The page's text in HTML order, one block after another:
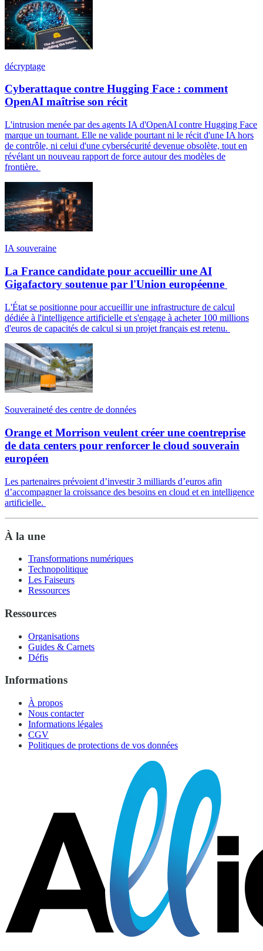
décryptage
Cyberattaque contre Hugging Face : comment
OpenAI maîtrise son récit
L'intrusion menée par des agents IA d'OpenAI contre Hugging Face
marque un tournant. Elle ne valide pourtant ni le récit d'une IA hors
de contrôle, ni celui d'une cybersécurité devenue obsolète, tout en
révélant un nouveau rapport de force autour des modèles de
frontière.
IA souveraine
La France candidate pour accueillir une AI
Gigafactory soutenue par l'Union européenne
L'État se positionne pour accueillir une infrastructure de calcul
dédiée à l'intelligence artificielle et s'engage à acheter 100 millions
d'euros de capacités de calcul si un projet français est retenu.
Souveraineté des centre de données
Orange et Morrison veulent créer une coentreprise
de data centers pour renforcer le cloud souverain
européen
Les partenaires prévoient d’investir 3 milliards d’euros afin
d’accompagner la croissance des besoins en cloud et en intelligence
artificielle.
À la une
Transformations numériques
Technopolitique
Les Faiseurs
Ressources
Ressources
Organisations
Guides & Carnets
Défis
Informations
À propos
Nous contacter
Informations légales
CGV
Politiques de protections de vos données